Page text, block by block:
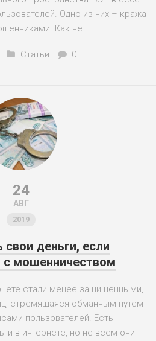
Одно из них – кража
Как не...
Статьи 0
24
АВГ
2019
свои деньги, если
с мошенничеством
стали менее защищенными,
стремящаяся обманным путем
пользователей. Есть
в интернете, но не всем они